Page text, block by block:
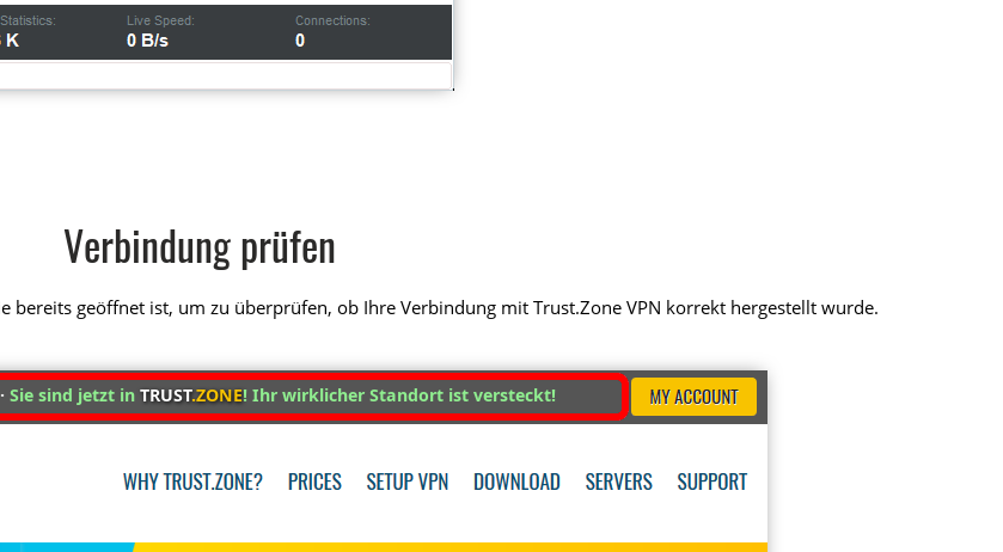
Verbindung prüfen
bereits geöffnet ist, um zu überprüfen, ob Ihre Verbindung mit Trust.Zone VPN korrekt hergestellt wurde.
Sie sind jetzt inTRUST.ZONE! Ihr wirklicher Standort ist versteckt!